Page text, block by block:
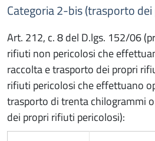
Categoria 2-bis (trasporto
Art. 212, c. 8 del D.lgs. 152/06
rifiuti non pericolosi che
raccolta e trasporto dei propri
rifiuti pericolosi che effettuano
trasporto di trenta chilogrammi
dei propri rifiuti pericolosi):